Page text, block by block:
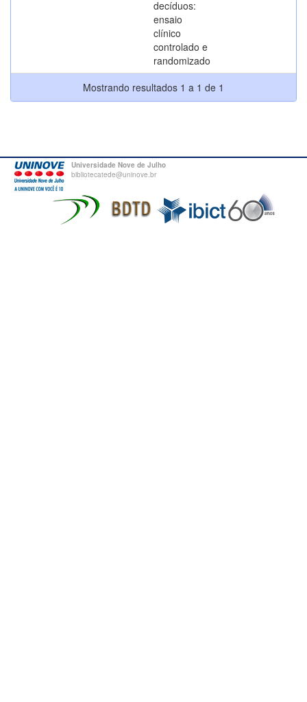
decíduos:
ensaio
clínico
controlado e
randomizado
Mostrando resultados 1 a 1 de 1
Universidade Nove de Julho
bibliotecatede@uninove.br